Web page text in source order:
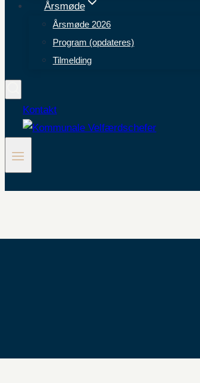
Årsmøde
Årsmøde 2026
Program (opdateres)
Tilmelding
Kontakt